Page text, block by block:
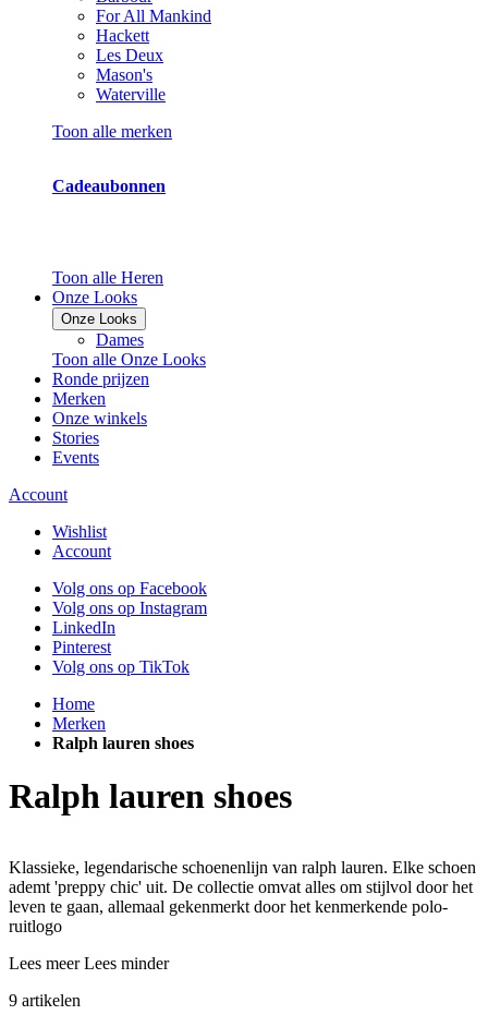
For All Mankind
Hackett
Les Deux
Mason's
Waterville
Toon alle merken
Cadeaubonnen
Toon alle Heren
Onze Looks
Onze Looks
Dames
Toon alle Onze Looks
Ronde prijzen
Merken
Onze winkels
Stories
Events
Account
Wishlist
Account
Volg ons op Facebook
Volg ons op Instagram
LinkedIn
Pinterest
Volg ons op TikTok
Home
Merken
Ralph lauren shoes
Ralph lauren shoes
Klassieke, legendarische schoenenlijn van ralph lauren. Elke schoen
ademt 'preppy chic' uit. De collectie omvat alles om stijlvol door het
leven te gaan, allemaal gekenmerkt door het kenmerkende polo-
ruitlogo
Lees meer Lees minder
9 artikelen